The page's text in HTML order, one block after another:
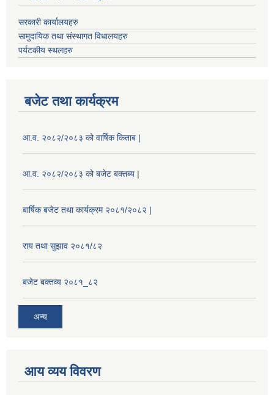
सरकारी कार्यालयहरु
सामुदायिक तथा संस्थागत विधालयहरु
पर्यटकीय स्थलहरु
बजेट तथा कार्यक्रम
आ.व. २०८२/२०८३ को वार्षिक किताब |
आ.व. २०८२/२०८३ को बजेट बक्तब्य |
बार्षिक बजेट तथा कार्यक्रम २०८१/२०८२ |
राय तथा सुझाव २०८१/८२
बजेट बक्तव्य २०८१_८२
अन्य
आय व्यय विवरण